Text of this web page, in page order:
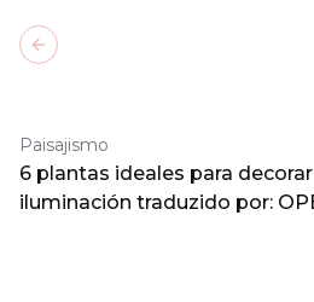
Paisajismo
6 plantas ideales para
iluminación traduzido por:
Previous slide